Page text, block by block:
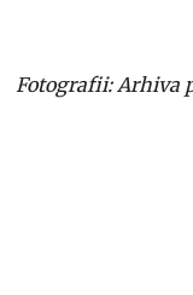
Fotografii: Arhiva